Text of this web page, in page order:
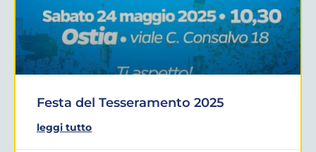
Festa del Tesseramento 2025
leggi tutto